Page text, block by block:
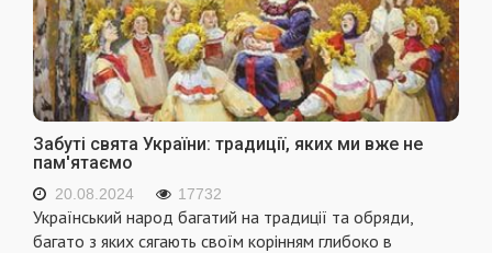
Забуті свята України: традиції, яких ми вже не
пам'ятаємо
20.08.2024 17732
Український народ багатий на традиції та обряди,
багато з яких сягають своїм корінням глибоко в